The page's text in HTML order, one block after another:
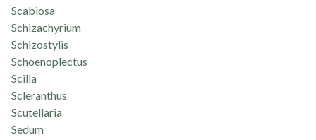
Scabiosa
Schizachyrium
Schizostylis
Schoenoplectus
Scilla
Scleranthus
Scutellaria
Sedum